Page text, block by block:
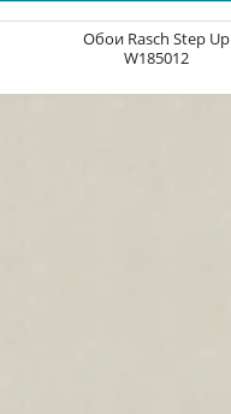
Обои Rasch Step Up
W185012